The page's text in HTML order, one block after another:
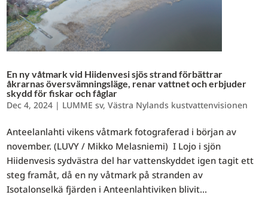
En ny våtmark vid Hiidenvesi sjös strand förbättrar
åkrarnas översvämningsläge, renar vattnet och erbjuder
skydd för fiskar och fåglar
Dec 4, 2024 | LUMME sv,Västra Nylands kustvattenvisionen
Anteelanlahti vikens våtmark fotograferad i början av
november. (LUVY / Mikko Melasniemi) I Lojo i sjön
Hiidenvesis sydvästra del har vattenskyddet igen tagit ett
steg framåt, då en ny våtmark på stranden av
Isotalonselkä fjärden i Anteenlahtiviken blivit...